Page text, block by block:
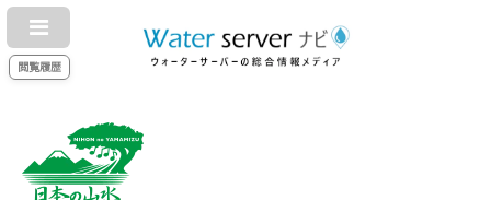
閲覧履歴